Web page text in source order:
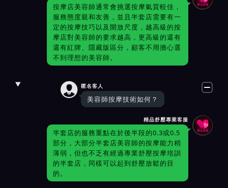
按摩店美容師通常會挑選按摩氣質較佳，
服務態度親和友善，並且半套店需要有一
定的按摩技巧以及開放尺度，越高級的按
摩店對美容師的要求越高，更高級的還有
還有紅牌、隱藏版區分，顧客不用擔心選
不到理想的美容師。
 匿名客人
美容師按摩技術如何？
精品舒壓專業客服
半套店的服務重點在於後半段的0.3或0.5
部分，大部分半套店美容師的按摩能力稍
薄弱，但也不乏有經過專業舒壓按摩培訓
的半套店，同樣可以起到舒壓放鬆的目
的。